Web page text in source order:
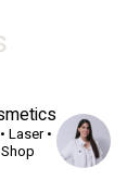
Laser •
Shop